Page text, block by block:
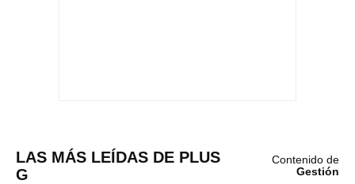
LAS MÁS LEÍDAS DE PLUS
G
Contenido de
Gestión